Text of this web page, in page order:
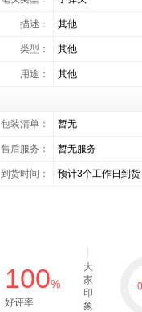
描述： 其他
类型： 其他
用途： 其他
包装清单： 暂无
售后服务： 暂无服务
到货时间： 预计3个工作日到货
100%
好评率
大
家
印
象